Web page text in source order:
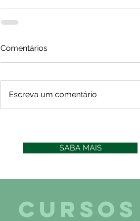
Comentários
Escreva um comentário
SABA MAIS
CURSOS